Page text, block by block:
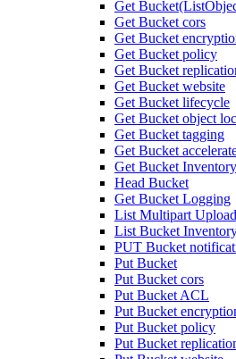
Get
Get Bucket cors
Get Bucket
Get Bucket policy
Get Bucket
Get Bucket website
Get Bucket lifecycle
Get Bucket object
Get Bucket tagging
Get Bucket
Get Bucket
Head Bucket
Get Bucket Logging
List Multipart
List Bucket
PUT Bucket
Put Bucket
Put Bucket cors
Put Bucket ACL
Put Bucket
Put Bucket policy
Put Bucket